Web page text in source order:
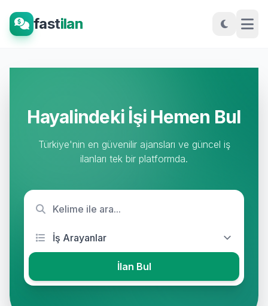
fastilan
Hayalindeki İşi Hemen Bul
Türkiye'nin en güvenilir ajansları ve güncel iş
ilanları tek bir platformda.
İlan Bul